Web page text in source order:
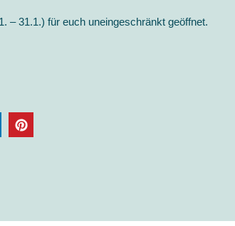
– 31.1.) für euch uneingeschränkt geöffnet.